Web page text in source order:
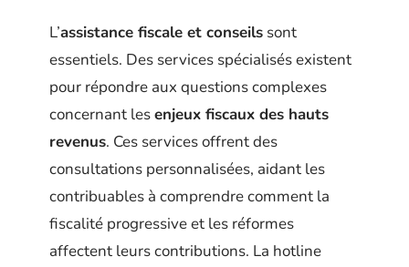
L’assistance fiscale et conseils sont
essentiels. Des services spécialisés existent
pour répondre aux questions complexes
concernant lesenjeux fiscaux des hauts
revenus. Ces services offrent des
consultations personnalisées, aidant les
contribuables à comprendre comment la
fiscalité progressive et les réformes
affectent leurs contributions. La hotline